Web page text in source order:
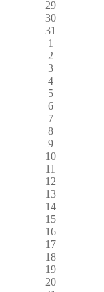
29
30
31
1
2
3
4
5
6
7
8
9
10
11
12
13
14
15
16
17
18
19
20